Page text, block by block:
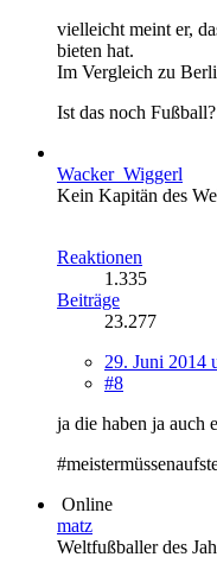
vielleicht meint er,
bieten hat.
Im Vergleich zu
Ist das noch Fußball?
Wacker_Wiggerl
Kein Kapitän des
Reaktionen
1.335
Beiträge
23.277
29. Juni 2014
#8
ja die haben ja auch
Online
matz
Weltfußballer des